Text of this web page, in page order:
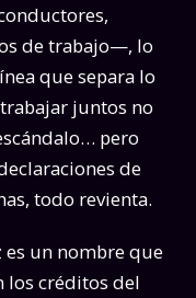
de trabajo—, lo
que separa lo
juntos no
pero
de
todo revienta.
es un nombre que
los créditos del